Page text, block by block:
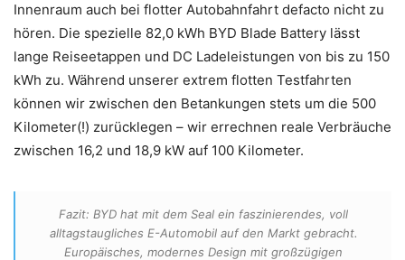
Innenraum auch bei flotter Autobahnfahrt defacto nicht zu
hören. Die spezielle 82,0 kWh BYD Blade Battery lässt
lange Reiseetappen und DC Ladeleistungen von bis zu 150
kWh zu. Während unserer extrem flotten Testfahrten
können wir zwischen den Betankungen stets um die 500
Kilometer(!) zurücklegen – wir errechnen reale Verbräuche
zwischen 16,2 und 18,9 kW auf 100 Kilometer.
Fazit: BYD hat mit dem Seal ein faszinierendes, voll
alltagstaugliches E-Automobil auf den Markt gebracht.
Europäisches, modernes Design mit großzügigen